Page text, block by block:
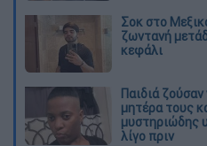
Σοκ στο
ζωντανή
κεφάλι
Παιδιά
μητέρα τους
μυστηριώδης
λίγο πριν